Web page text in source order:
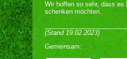
Wir hoffen so sehr, dass es
schenken möchten.
________________________
(Stand 19.02.2023)
Gemeinsam: